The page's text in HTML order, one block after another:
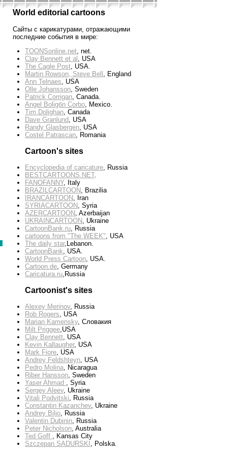
World editorial cartoons
Сайты с карикатурами, отражающими
последние события в мире:
TOONSonline.net , net.
Clay Bennett et al
, USA
The Cagle Post , USA.
Martin Rowson, Steve Bell
, England
Ann Telnaes , USA
Olle Johansson , Sweden
Patrick Corrigan , Canada.
Angel Boligбn Corbo , Mexico.
Tim Dolighan , Canada
Dave Granlund
, USA
Randy Glasbergen , USA
Costel Patrascan , Romania
Cartoon's sites
Encyclopedia of caricature, Russia
BESTCARTOONS.NET.
FANOFANNY, Italy
BRAZILCARTOON, Brazilia
IRANCARTOON, Iran
SYRIACARTOON, Syria
AZERCARTOON, Azerbaijan
UKRAINCARTOON, Ukraine
CartoonBank.ru, Russia
cartoons from "The WEEK", USA
The daily star,Lebanon.
CartoonBank, USA.
World Press Cartoon, USA.
Cartoon.de, Germany
Сaricatura.ru,Russia
Cartoonist's sites
Alexey Merinov, Russia
Rob Rogers, USA
Marian Kamensky, Словакия
Milt Priggee,USA
Clay Bennett, USA
Kevin Kallaugher, USA
Mark Fiore, USA
Andrey Feldshteyn, USA
Pedro Molina, Nicaragua
Riber Hansson, Sweden
Yaser Ahmad , Syria
Sergey Aleev, Ukraine
Vitali Podvitski, Russia
Constantin Kazanchev, Ukraine
Andrey Biljo, Russia
Valentin Dubinin, Russia
Peter Nicholson, Australia
Ted Goff , Kansas City
Szczepan SADURSKI , Polska.